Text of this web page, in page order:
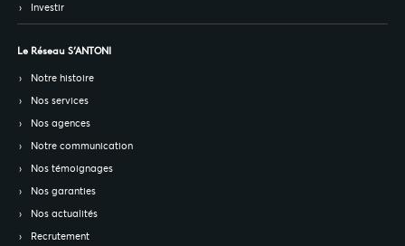
Investir
Le Réseau S’ANTONI
Notre histoire
Nos services
Nos agences
Notre communication
Nos témoignages
Nos garanties
Nos actualités
Recrutement